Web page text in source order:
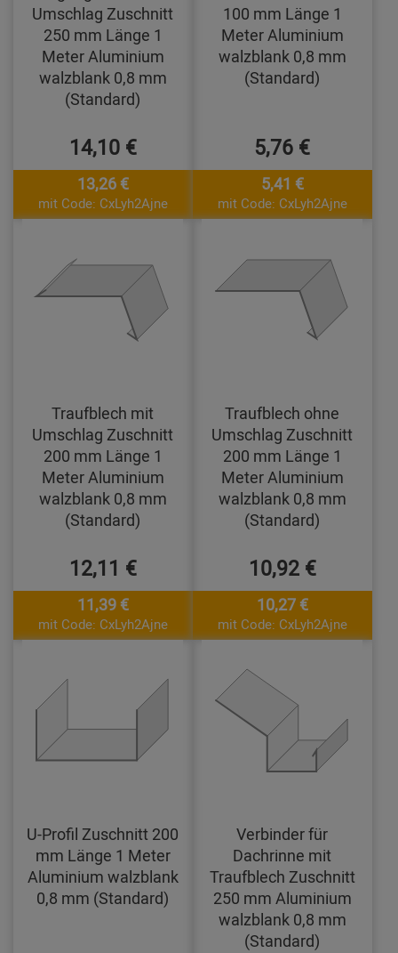
Umschlag Zuschnitt
250 mm Länge 1
Meter Aluminium
walzblank 0,8 mm
(Standard)
14,10 €
13,26 €
mit Code: CxLyh2Ajne
100 mm Länge 1
Meter Aluminium
walzblank 0,8 mm
(Standard)
5,76 €
5,41 €
mit Code: CxLyh2Ajne
Traufblech mit
Umschlag Zuschnitt
200 mm Länge 1
Meter Aluminium
walzblank 0,8 mm
(Standard)
12,11 €
11,39 €
mit Code: CxLyh2Ajne
Traufblech ohne
Umschlag Zuschnitt
200 mm Länge 1
Meter Aluminium
walzblank 0,8 mm
(Standard)
10,92 €
10,27 €
mit Code: CxLyh2Ajne
U-Profil Zuschnitt 200
mm Länge 1 Meter
Aluminium walzblank
0,8 mm (Standard)
Verbinder für
Dachrinne mit
Traufblech Zuschnitt
250 mm Aluminium
walzblank 0,8 mm
(Standard)